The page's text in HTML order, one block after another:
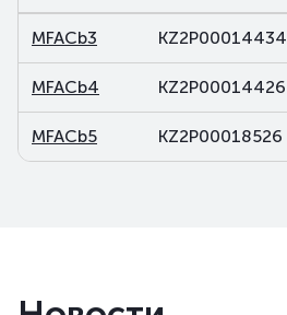
MFACb3 KZ2P00014434
MFACb4 KZ2P00014426
MFACb5 KZ2P00018526